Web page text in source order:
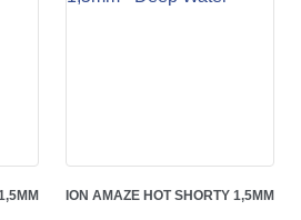
ION AMAZE HOT SHORTY 1,5MM